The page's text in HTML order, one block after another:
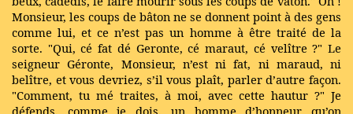
Monsieur, les coups de bâton ne se donnent point à des gens
comme lui, et ce n’est pas un homme à être traité de la
sorte. "Qui, cé fat dé Geronte, cé maraut, cé velître ?" Le
seigneur Géronte, Monsieur, n’est ni fat, ni maraud, ni
belître, et vous devriez, s’il vous plaît, parler d’autre façon.
"Comment, tu mé traites, à moi, avec cette hautur ?" Je
défends, comme je dois, un homme d’honneur qu’on